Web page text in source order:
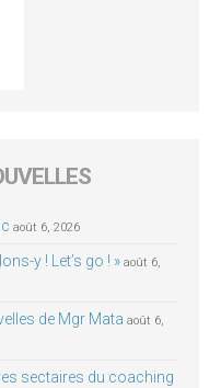
août 6, 2026
y ! Let’s go ! » août 6,
de Mgr Mata août 6,
sectaires du coaching